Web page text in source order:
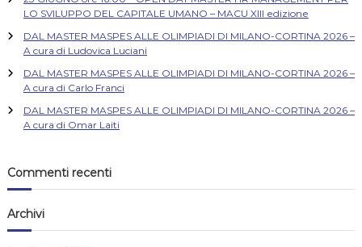
LO SVILUPPO DEL CAPITALE UMANO – MACU XIII edizione
DAL MASTER MASPES ALLE OLIMPIADI DI MILANO-CORTINA 2026 –
A cura di Ludovica Luciani
DAL MASTER MASPES ALLE OLIMPIADI DI MILANO-CORTINA 2026 –
A cura di Carlo Franci
DAL MASTER MASPES ALLE OLIMPIADI DI MILANO-CORTINA 2026 –
A cura di Omar Laiti
Commenti recenti
Archivi